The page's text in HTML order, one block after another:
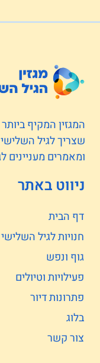
המגזין המקיף
שצריך לגיל
ומאמרים מעניינים
ניווט באתר
דף הבית
חנויות לגיל השלישי
גוף ונפש
פעילויות וטיולים
פתרונות דיור
בלוג
צור קשר